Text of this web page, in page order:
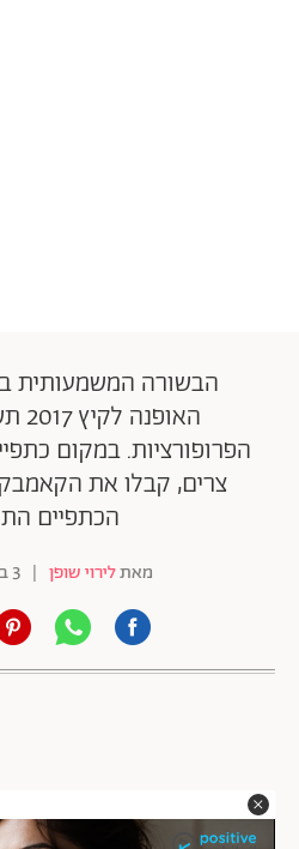
הבשורה המשמעותית
הפרופורציות. במקום
צרים, קבלו את
הכתפיים
מאתלירוי שופן | 3 בנובמבר 2016